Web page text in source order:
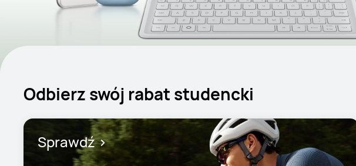
Odbierz swój rabat studencki
Sprawdź >